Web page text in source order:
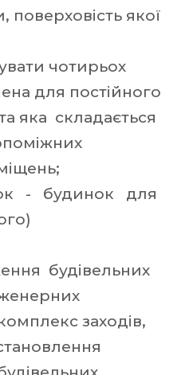
якої
чотирьох
для постійного
яка складається
- будинок для
будівельних
заходів,